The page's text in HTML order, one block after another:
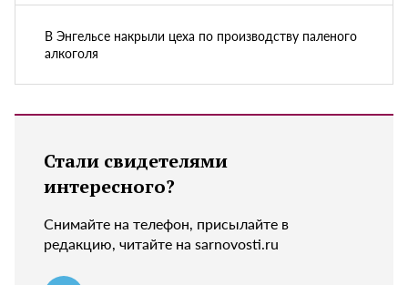
В Энгельсе накрыли цеха по производству паленого
алкоголя
Стали свидетелями
интересного?
Снимайте на телефон, присылайте в
редакцию, читайте на sarnovosti.ru